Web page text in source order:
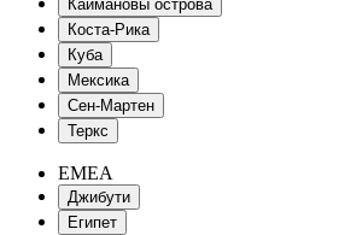
Каймановы острова
Коста-Рика
Куба
Мексика
Сен-Мартен
Теркс
EMEA
Джибути
Египет